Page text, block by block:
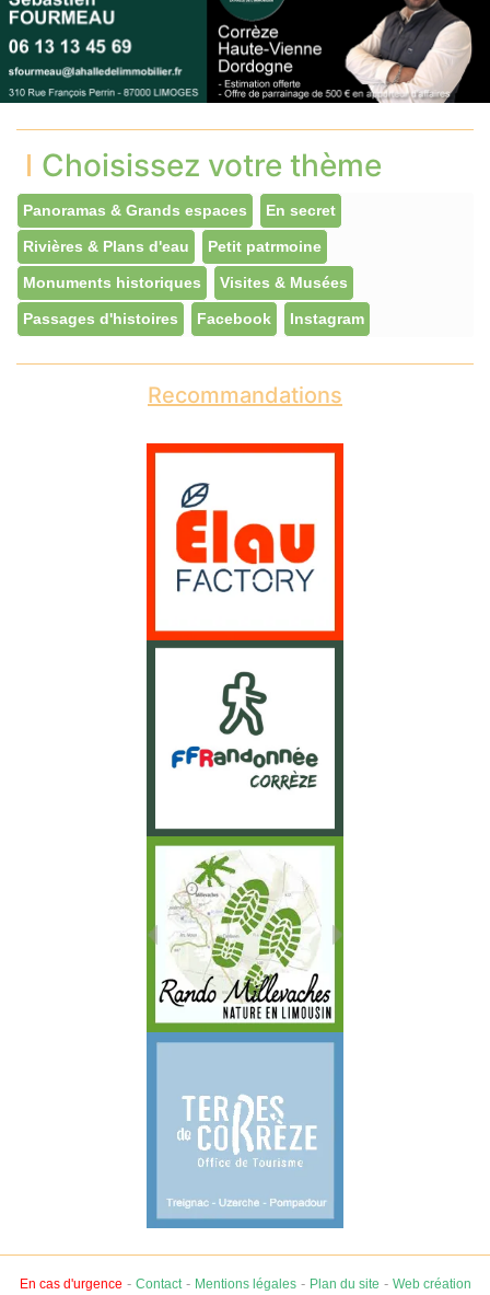
Choisissez votre thème
Panoramas & Grands espaces En secret
Rivières & Plans d'eau Petit patrmoine
Monuments historiques Visites & Musées
Passages d'histoires Facebook Instagram
Recommandations
En cas d'urgence - Contact- Mentions légales- Plan du site - Web création